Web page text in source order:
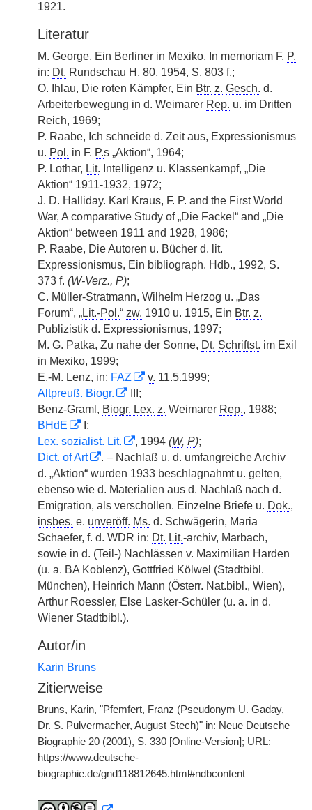
1921.
Literatur
M. George, Ein Berliner in Mexiko, In memoriam F. P.
in: Dt. Rundschau H. 80, 1954, S. 803 f.;
O. Ihlau, Die roten Kämpfer, Ein Btr. z. Gesch. d.
Arbeiterbewegung in d. Weimarer Rep. u. im Dritten
Reich, 1969;
P. Raabe, Ich schneide d. Zeit aus, Expressionismus
u. Pol. in F. P.s „Aktion“, 1964;
P. Lothar, Lit. Intelligenz u. Klassenkampf, „Die
Aktion“ 1911-1932, 1972;
J. D. Halliday. Karl Kraus, F. P. and the First World
War, A comparative Study of „Die Fackel“ and „Die
Aktion“ between 1911 and 1928, 1986;
P. Raabe, Die Autoren u. Bücher d. lit.
Expressionismus, Ein bibliograph. Hdb., 1992, S.
373 f. (W-Verz., P);
C. Müller-Stratmann, Wilhelm Herzog u. „Das
Forum“, „Lit.-Pol.“ zw. 1910 u. 1915, Ein Btr. z.
Publizistik d. Expressionismus, 1997;
M. G. Patka, Zu nahe der Sonne, Dt. Schriftst. im Exil
in Mexiko, 1999;
E.-M. Lenz, in: FAZ v. 11.5.1999;
Altpreuß. Biogr.
III;
Benz-Graml, Biogr. Lex. z. Weimarer Rep., 1988;
BHdE
I;
Lex. sozialist. Lit.
, 1994 (W, P);
Dict. of Art
. – Nachlaß u. d. umfangreiche Archiv
d. „Aktion“ wurden 1933 beschlagnahmt u. gelten,
ebenso wie d. Materialien aus d. Nachlaß nach d.
Emigration, als verschollen. Einzelne Briefe u. Dok.,
insbes. e. unveröff. Ms. d. Schwägerin, Maria
Schaefer, f. d. WDR in: Dt. Lit.-archiv, Marbach,
sowie in d. (Teil-) Nachlässen v. Maximilian Harden
(u. a. BA Koblenz), Gottfried Kölwel (Stadtbibl.
München), Heinrich Mann (Österr. Nat.bibl., Wien),
Arthur Roessler, Else Lasker-Schüler (u. a. in d.
Wiener Stadtbibl.).
Autor/in
Karin Bruns
Zitierweise
Bruns, Karin, "Pfemfert, Franz (Pseudonym U. Gaday,
Dr. S. Pulvermacher, August Stech)" in: Neue Deutsche
Biographie 20 (2001), S. 330 [Online-Version]; URL:
https://www.deutsche-
biographie.de/gnd118812645.html#ndbcontent